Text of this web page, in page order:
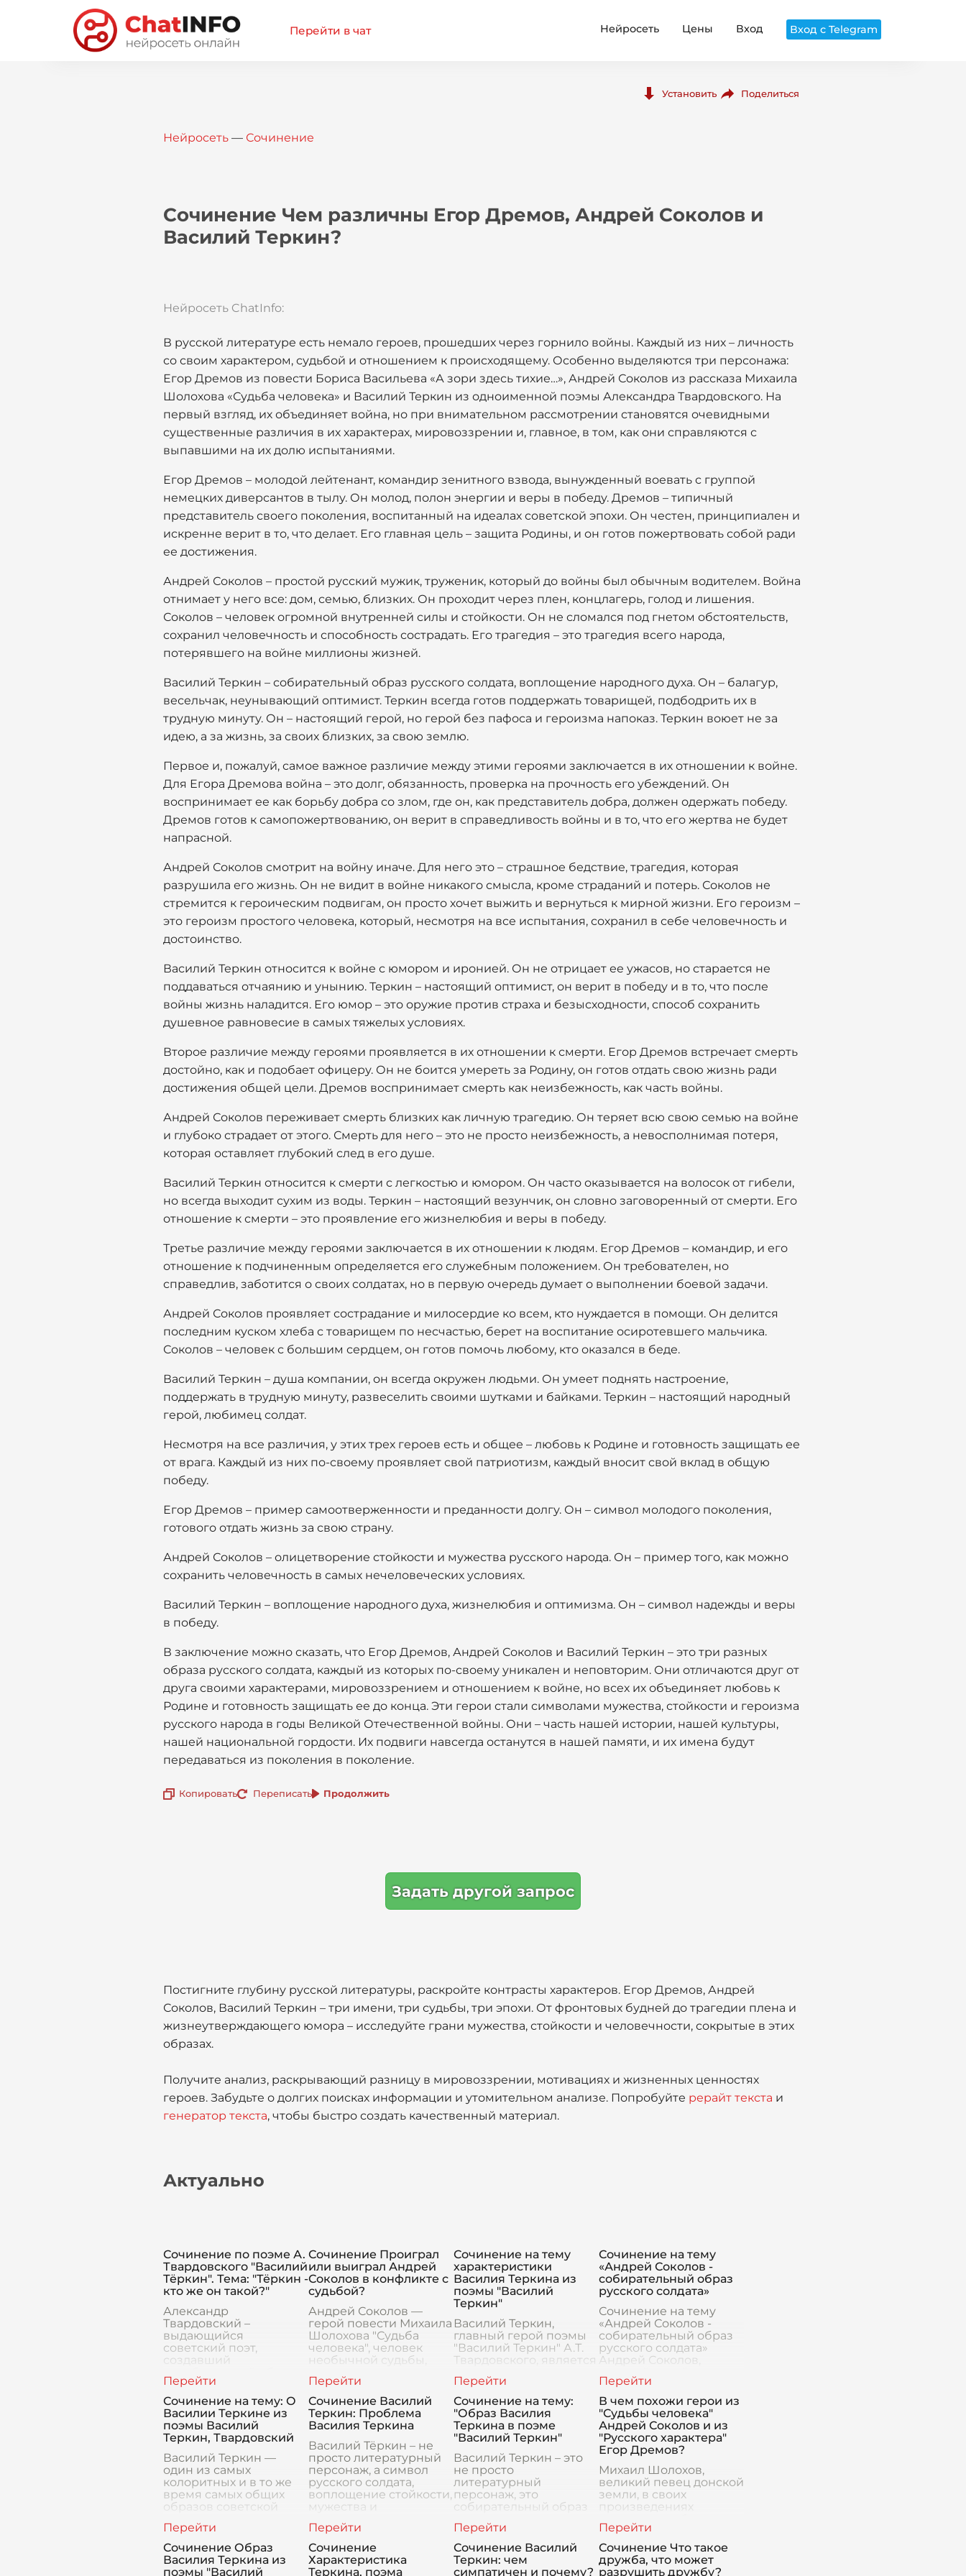
Перейти в чат Нейросеть Цены Вход Вход с Telegram
Установить Поделиться
Нейросеть — Сочинение
Сочинение Чем различны Егор Дремов, Андрей Соколов и
Василий Теркин?
Нейросеть ChatInfo:
В русской литературе есть немало героев, прошедших через горнило войны. Каждый из них – личность
со своим характером, судьбой и отношением к происходящему. Особенно выделяются три персонажа:
Егор Дремов из повести Бориса Васильева «А зори здесь тихие…», Андрей Соколов из рассказа Михаила
Шолохова «Судьба человека» и Василий Теркин из одноименной поэмы Александра Твардовского. На
первый взгляд, их объединяет война, но при внимательном рассмотрении становятся очевидными
существенные различия в их характерах, мировоззрении и, главное, в том, как они справляются с
выпавшими на их долю испытаниями.
Егор Дремов – молодой лейтенант, командир зенитного взвода, вынужденный воевать с группой
немецких диверсантов в тылу. Он молод, полон энергии и веры в победу. Дремов – типичный
представитель своего поколения, воспитанный на идеалах советской эпохи. Он честен, принципиален и
искренне верит в то, что делает. Его главная цель – защита Родины, и он готов пожертвовать собой ради
ее достижения.
Андрей Соколов – простой русский мужик, труженик, который до войны был обычным водителем. Война
отнимает у него все: дом, семью, близких. Он проходит через плен, концлагерь, голод и лишения.
Соколов – человек огромной внутренней силы и стойкости. Он не сломался под гнетом обстоятельств,
сохранил человечность и способность сострадать. Его трагедия – это трагедия всего народа,
потерявшего на войне миллионы жизней.
Василий Теркин – собирательный образ русского солдата, воплощение народного духа. Он – балагур,
весельчак, неунывающий оптимист. Теркин всегда готов поддержать товарищей, подбодрить их в
трудную минуту. Он – настоящий герой, но герой без пафоса и героизма напоказ. Теркин воюет не за
идею, а за жизнь, за своих близких, за свою землю.
Первое и, пожалуй, самое важное различие между этими героями заключается в их отношении к войне.
Для Егора Дремова война – это долг, обязанность, проверка на прочность его убеждений. Он
воспринимает ее как борьбу добра со злом, где он, как представитель добра, должен одержать победу.
Дремов готов к самопожертвованию, он верит в справедливость войны и в то, что его жертва не будет
напрасной.
Андрей Соколов смотрит на войну иначе. Для него это – страшное бедствие, трагедия, которая
разрушила его жизнь. Он не видит в войне никакого смысла, кроме страданий и потерь. Соколов не
стремится к героическим подвигам, он просто хочет выжить и вернуться к мирной жизни. Его героизм –
это героизм простого человека, который, несмотря на все испытания, сохранил в себе человечность и
достоинство.
Василий Теркин относится к войне с юмором и иронией. Он не отрицает ее ужасов, но старается не
поддаваться отчаянию и унынию. Теркин – настоящий оптимист, он верит в победу и в то, что после
войны жизнь наладится. Его юмор – это оружие против страха и безысходности, способ сохранить
душевное равновесие в самых тяжелых условиях.
Второе различие между героями проявляется в их отношении к смерти. Егор Дремов встречает смерть
достойно, как и подобает офицеру. Он не боится умереть за Родину, он готов отдать свою жизнь ради
достижения общей цели. Дремов воспринимает смерть как неизбежность, как часть войны.
Андрей Соколов переживает смерть близких как личную трагедию. Он теряет всю свою семью на войне
и глубоко страдает от этого. Смерть для него – это не просто неизбежность, а невосполнимая потеря,
которая оставляет глубокий след в его душе.
Василий Теркин относится к смерти с легкостью и юмором. Он часто оказывается на волосок от гибели,
но всегда выходит сухим из воды. Теркин – настоящий везунчик, он словно заговоренный от смерти. Его
отношение к смерти – это проявление его жизнелюбия и веры в победу.
Третье различие между героями заключается в их отношении к людям. Егор Дремов – командир, и его
отношение к подчиненным определяется его служебным положением. Он требователен, но
справедлив, заботится о своих солдатах, но в первую очередь думает о выполнении боевой задачи.
Андрей Соколов проявляет сострадание и милосердие ко всем, кто нуждается в помощи. Он делится
последним куском хлеба с товарищем по несчастью, берет на воспитание осиротевшего мальчика.
Соколов – человек с большим сердцем, он готов помочь любому, кто оказался в беде.
Василий Теркин – душа компании, он всегда окружен людьми. Он умеет поднять настроение,
поддержать в трудную минуту, развеселить своими шутками и байками. Теркин – настоящий народный
герой, любимец солдат.
Несмотря на все различия, у этих трех героев есть и общее – любовь к Родине и готовность защищать ее
от врага. Каждый из них по-своему проявляет свой патриотизм, каждый вносит свой вклад в общую
победу.
Егор Дремов – пример самоотверженности и преданности долгу. Он – символ молодого поколения,
готового отдать жизнь за свою страну.
Андрей Соколов – олицетворение стойкости и мужества русского народа. Он – пример того, как можно
сохранить человечность в самых нечеловеческих условиях.
Василий Теркин – воплощение народного духа, жизнелюбия и оптимизма. Он – символ надежды и веры
в победу.
В заключение можно сказать, что Егор Дремов, Андрей Соколов и Василий Теркин – это три разных
образа русского солдата, каждый из которых по-своему уникален и неповторим. Они отличаются друг от
друга своими характерами, мировоззрением и отношением к войне, но всех их объединяет любовь к
Родине и готовность защищать ее до конца. Эти герои стали символами мужества, стойкости и героизма
русского народа в годы Великой Отечественной войны. Они – часть нашей истории, нашей культуры,
нашей национальной гордости. Их подвиги навсегда останутся в нашей памяти, и их имена будут
передаваться из поколения в поколение.
Копировать Переписать Продолжить
Задать другой запрос
Постигните глубину русской литературы, раскройте контрасты характеров. Егор Дремов, Андрей
Соколов, Василий Теркин – три имени, три судьбы, три эпохи. От фронтовых будней до трагедии плена и
жизнеутверждающего юмора – исследуйте грани мужества, стойкости и человечности, сокрытые в этих
образах.
Получите анализ, раскрывающий разницу в мировоззрении, мотивациях и жизненных ценностях
героев. Забудьте о долгих поисках информации и утомительном анализе. Попробуйте рерайт текста и
генератор текста, чтобы быстро создать качественный материал.
Актуально
Сочинение по поэме А.
Твардовского "Василий
Тёркин". Тема: "Тёркин -
кто же он такой?"
Александр
Твардовский –
выдающийся
советский поэт,
создавший
солдата Великой
Отечественной войны
в поэме "Василий
Тёркин". Его
произведение не
только отражает го
Сочинение Проиграл
или выиграл Андрей
Соколов в конфликте с
судьбой?
Андрей Соколов —
герой повести Михаила
Шолохова "Судьба
человека", человек
необычной судьбы,
назвать лёгкой. Жизнь
его была полной
испытаний и
трудностей, но именно
Сочинение на тему
характеристики
Василия Теркина из
поэмы "Василий
Теркин"
Василий Теркин,
главный герой поэмы
"Василий Теркин" А.Т.
Твардовского, является
и запоминающихся
образов русской
литературы. Теркин -
это простой солдат,
чело
Сочинение на тему
«Андрей Соколов -
собирательный образ
русского солдата»
Сочинение на тему
«Андрей Соколов -
собирательный образ
русского солдата»
Андрей Соколов,
Михаила Шолохова
«Судьба человека»,
является
собирательным
образом
Сочинение на тему: О
Василии Теркине из
поэмы Василий
Теркин, Твардовский
Василий Теркин —
один из самых
колоритных и в то же
время самых общих
образов советской
Великой
Отечественной войны.
Он герой одноименной
поэмы Александра
Сочинение Василий
Теркин: Проблема
Василия Теркина
Василий Тёркин – не
просто литературный
персонаж, а символ
русского солдата,
воплощение стойкости,
мужества и
оптимизма в годы
Великой
Отечественной войны.
Поэма Алек
Сочинение на тему:
"Образ Василия
Теркина в поэме
"Василий Теркин"
Василий Теркин – это
не просто
литературный
персонаж, это
собирательный образ
прошедшего через
горнило Великой
Отечественной войны.
Он воплощает в себе
В чем похожи герои из
"Судьбы человека"
Андрей Соколов и из
"Русского характера"
Егор Дремов?
Михаил Шолохов,
великий певец донской
земли, в своих
произведениях
русского человека,
прошедшего через
горнило войны и
сохранившего в себе
Сочинение Образ
Василия Теркина из
поэмы "Василий
Сочинение
Характеристика
Теркина, поэма
Сочинение Василий
Теркин: чем
симпатичен и почему?
Сочинение Что такое
дружба, что может
разрушить дружбу?